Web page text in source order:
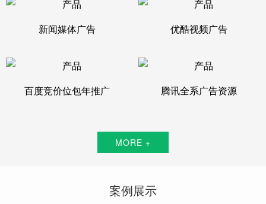
新闻媒体广告 优酷视频广告
百度竞价位包年推广 腾讯全系广告资源
MORE +
案例展示